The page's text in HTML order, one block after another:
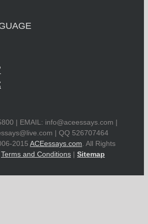
| EMAIL: info@aceessays.com |
| QQ 526707464
2015 ACEessays.com . All Rights
Terms and Conditions | Sitemap